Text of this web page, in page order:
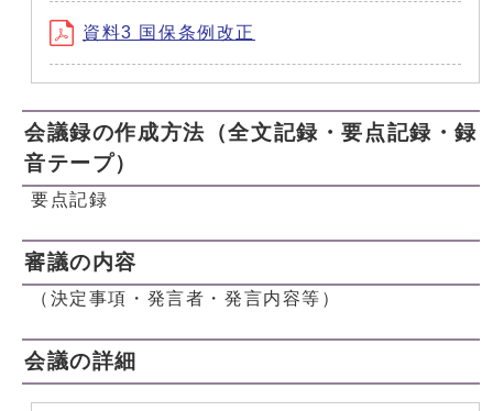
資料3 国保条例改正
会議録の作成方法（全文記録・要点記録・録
音テープ）
要点記録
審議の内容
（決定事項・発言者・発言内容等）
会議の詳細